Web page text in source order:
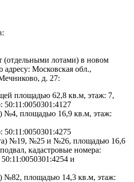
(отдельными лотами) в новом
Московская обл.,
д. 27:
площадью 62,8 кв.м, этаж: 7,
50:11:0050301:4127
№4, площадью 16,9 кв.м, этаж:
50:11:0050301:4275
№19, №25 и №26, площадью 16,6
кадастровые номера:
и
№82, площадью 14,3 кв.м, этаж: